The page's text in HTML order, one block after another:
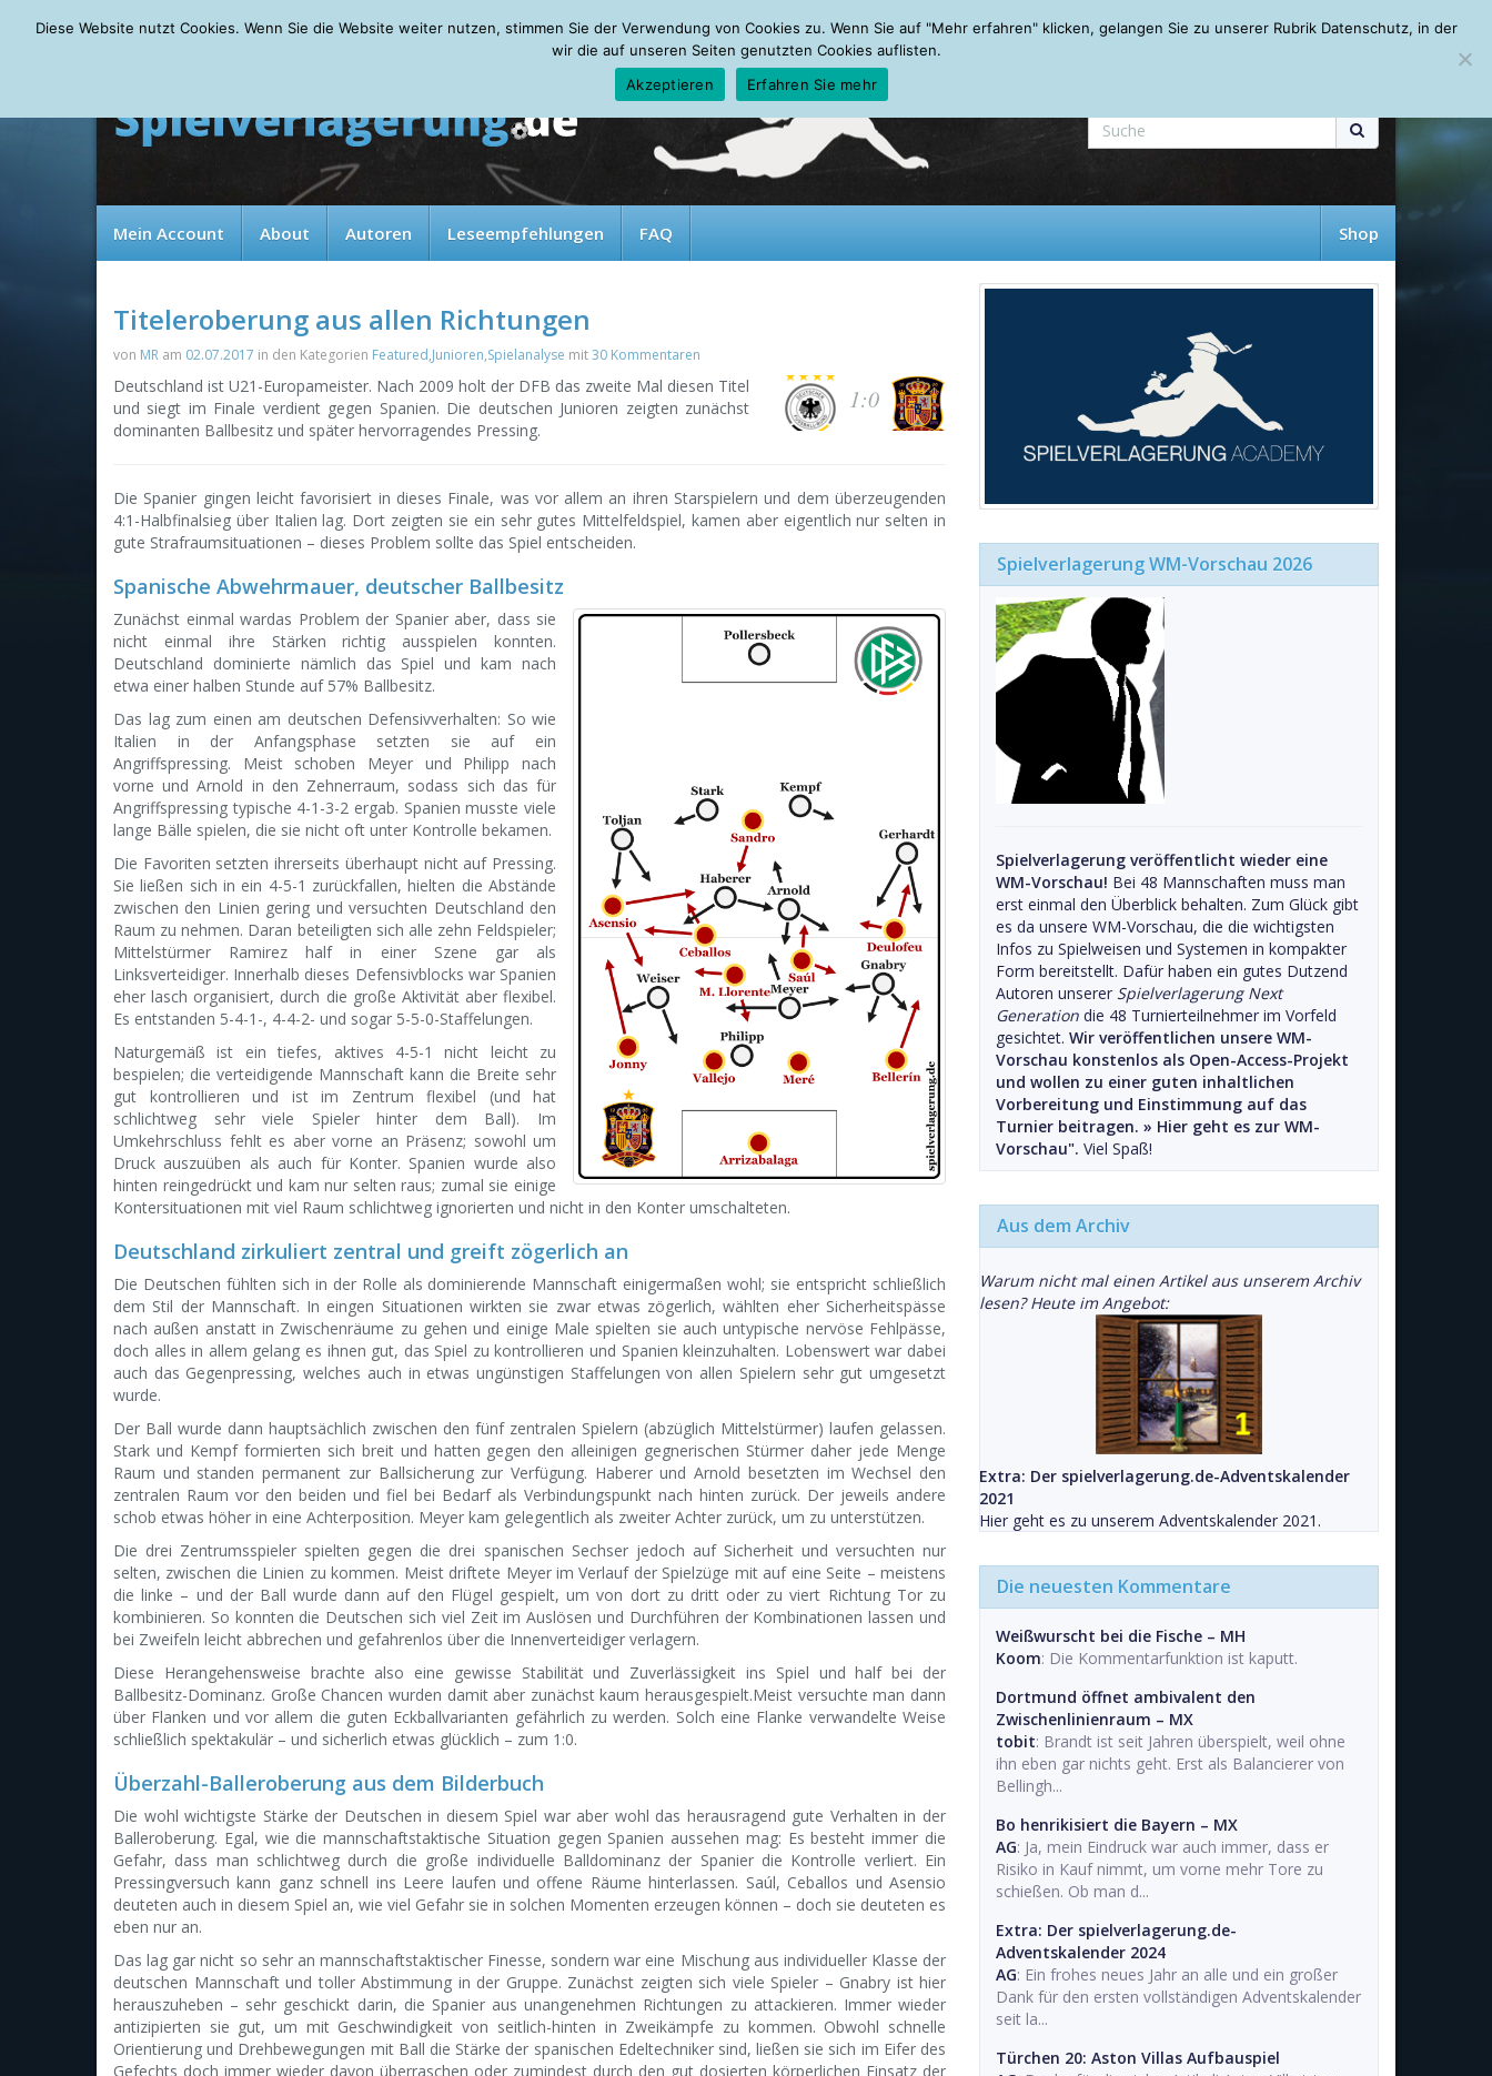
Thursday, 06.08.2026 Mein Account About Autoren Leseempfehlungen FAQ
Mein Account About Autoren Leseempfehlungen FAQ Shop
Titeleroberung aus allen Richtungen
von MR am 02.07.2017 in den Kategorien Featured,Junioren,Spielanalyse mit30 Kommentaren
1:0
Deutschland ist U21-Europameister. Nach 2009 holt der DFB das zweite Mal diesen Titel
und siegt im Finale verdient gegen Spanien. Die deutschen Junioren zeigten zunächst
dominanten Ballbesitz und später hervorragendes Pressing.
Die Spanier gingen leicht favorisiert in dieses Finale, was vor allem an ihren Starspielern und dem überzeugenden
4:1-Halbfinalsieg über Italien lag. Dort zeigten sie ein sehr gutes Mittelfeldspiel, kamen aber eigentlich nur selten in
gute Strafraumsituationen – dieses Problem sollte das Spiel entscheiden.
Spanische Abwehrmauer, deutscher Ballbesitz
Zunächst einmal wardas Problem der Spanier aber, dass sie
nicht einmal ihre Stärken richtig ausspielen konnten.
Deutschland dominierte nämlich das Spiel und kam nach
etwa einer halben Stunde auf 57% Ballbesitz.
Das lag zum einen am deutschen Defensivverhalten: So wie
Italien in der Anfangsphase setzten sie auf ein
Angriffspressing. Meist schoben Meyer und Philipp nach
vorne und Arnold in den Zehnerraum, sodass sich das für
Angriffspressing typische 4-1-3-2 ergab. Spanien musste viele
lange Bälle spielen, die sie nicht oft unter Kontrolle bekamen.
Die Favoriten setzten ihrerseits überhaupt nicht auf Pressing.
Sie ließen sich in ein 4-5-1 zurückfallen, hielten die Abstände
zwischen den Linien gering und versuchten Deutschland den
Raum zu nehmen. Daran beteiligten sich alle zehn Feldspieler;
Mittelstürmer Ramirez half in einer Szene gar als
Linksverteidiger. Innerhalb dieses Defensivblocks war Spanien
eher lasch organisiert, durch die große Aktivität aber flexibel.
Es entstanden 5-4-1-, 4-4-2- und sogar 5-5-0-Staffelungen.
Naturgemäß ist ein tiefes, aktives 4-5-1 nicht leicht zu
bespielen; die verteidigende Mannschaft kann die Breite sehr
gut kontrollieren und ist im Zentrum flexibel (und hat
schlichtweg sehr viele Spieler hinter dem Ball). Im
Umkehrschluss fehlt es aber vorne an Präsenz; sowohl um
Druck auszuüben als auch für Konter. Spanien wurde also
hinten reingedrückt und kam nur selten raus; zumal sie einige
Kontersituationen mit viel Raum schlichtweg ignorierten und nicht in den Konter umschalteten.
Deutschland zirkuliert zentral und greift zögerlich an
Die Deutschen fühlten sich in der Rolle als dominierende Mannschaft einigermaßen wohl; sie entspricht schließlich
dem Stil der Mannschaft. In eingen Situationen wirkten sie zwar etwas zögerlich, wählten eher Sicherheitspässe
nach außen anstatt in Zwischenräume zu gehen und einige Male spielten sie auch untypische nervöse Fehlpässe,
doch alles in allem gelang es ihnen gut, das Spiel zu kontrollieren und Spanien kleinzuhalten. Lobenswert war dabei
auch das Gegenpressing, welches auch in etwas ungünstigen Staffelungen von allen Spielern sehr gut umgesetzt
wurde.
Der Ball wurde dann hauptsächlich zwischen den fünf zentralen Spielern (abzüglich Mittelstürmer) laufen gelassen.
Stark und Kempf formierten sich breit und hatten gegen den alleinigen gegnerischen Stürmer daher jede Menge
Raum und standen permanent zur Ballsicherung zur Verfügung. Haberer und Arnold besetzten im Wechsel den
zentralen Raum vor den beiden und fiel bei Bedarf als Verbindungspunkt nach hinten zurück. Der jeweils andere
schob etwas höher in eine Achterposition. Meyer kam gelegentlich als zweiter Achter zurück, um zu unterstützen.
Die drei Zentrumsspieler spielten gegen die drei spanischen Sechser jedoch auf Sicherheit und versuchten nur
selten, zwischen die Linien zu kommen. Meist driftete Meyer im Verlauf der Spielzüge mit auf eine Seite – meistens
die linke – und der Ball wurde dann auf den Flügel gespielt, um von dort zu dritt oder zu viert Richtung Tor zu
kombinieren. So konnten die Deutschen sich viel Zeit im Auslösen und Durchführen der Kombinationen lassen und
bei Zweifeln leicht abbrechen und gefahrenlos über die Innenverteidiger verlagern.
Diese Herangehensweise brachte also eine gewisse Stabilität und Zuverlässigkeit ins Spiel und half bei der
Ballbesitz-Dominanz. Große Chancen wurden damit aber zunächst kaum herausgespielt.Meist versuchte man dann
über Flanken und vor allem die guten Eckballvarianten gefährlich zu werden. Solch eine Flanke verwandelte Weise
schließlich spektakulär – und sicherlich etwas glücklich – zum 1:0.
Überzahl-Balleroberung aus dem Bilderbuch
Die wohl wichtigste Stärke der Deutschen in diesem Spiel war aber wohl das herausragend gute Verhalten in der
Balleroberung. Egal, wie die mannschaftstaktische Situation gegen Spanien aussehen mag: Es besteht immer die
Gefahr, dass man schlichtweg durch die große individuelle Balldominanz der Spanier die Kontrolle verliert. Ein
Pressingversuch kann ganz schnell ins Leere laufen und offene Räume hinterlassen. Saúl, Ceballos und Asensio
deuteten auch in diesem Spiel an, wie viel Gefahr sie in solchen Momenten erzeugen können – doch sie deuteten es
eben nur an.
Das lag gar nicht so sehr an mannschaftstaktischer Finesse, sondern war eine Mischung aus individueller Klasse der
deutschen Mannschaft und toller Abstimmung in der Gruppe. Zunächst zeigten sich viele Spieler – Gnabry ist hier
herauszuheben – sehr geschickt darin, die Spanier aus unangenehmen Richtungen zu attackieren. Immer wieder
antizipierten sie gut, um mit Geschwindigkeit von seitlich-hinten in Zweikämpfe zu kommen. Obwohl schnelle
Orientierung und Drehbewegungen mit Ball die Stärke der spanischen Edeltechniker sind, ließen sie sich im Eifer des
Gefechts doch immer wieder davon überraschen oder zumindest durch den gut dosierten körperlichen Einsatz der
Spielverlagerung WM-Vorschau 2026
Spielverlagerung veröffentlicht wieder eine
WM-Vorschau! Bei 48 Mannschaften muss man
erst einmal den Überblick behalten. Zum Glück gibt
es da unsere WM-Vorschau, die die wichtigsten
Infos zu Spielweisen und Systemen in kompakter
Form bereitstellt. Dafür haben ein gutes Dutzend
Autoren unserer Spielverlagerung Next
Generation die 48 Turnierteilnehmer im Vorfeld
gesichtet. Wir veröffentlichen unsere WM-
Vorschau konstenlos als Open-Access-Projekt
und wollen zu einer guten inhaltlichen
Vorbereitung und Einstimmung auf das
Turnier beitragen. » Hier geht es zur WM-
Vorschau". Viel Spaß!
Aus dem Archiv
Warum nicht mal einen Artikel aus unserem Archiv
lesen? Heute im Angebot:
Extra: Der spielverlagerung.de-Adventskalender
2021
Hier geht es zu unserem Adventskalender 2021.
Die neuesten Kommentare
Weißwurscht bei die Fische – MH
Koom: Die Kommentarfunktion ist kaputt.
Dortmund öffnet ambivalent den
Zwischenlinienraum – MX
tobit: Brandt ist seit Jahren überspielt, weil ohne
ihn eben gar nichts geht. Erst als Balancierer von
Bellingh...
Bo henrikisiert die Bayern – MX
AG: Ja, mein Eindruck war auch immer, dass er
Risiko in Kauf nimmt, um vorne mehr Tore zu
schießen. Ob man d...
Extra: Der spielverlagerung.de-
Adventskalender 2024
AG: Ein frohes neues Jahr an alle und ein großer
Dank für den ersten vollständigen Adventskalender
seit la...
Türchen 20: Aston Villas Aufbauspiel
Diese Website nutzt Cookies. Wenn Sie die Website weiter nutzen, stimmen Sie der Verwendung von Cookies zu. Wenn Sie auf "Mehr erfahren" klicken, gelangen Sie zu unserer Rubrik Datenschutz, in der
wir die auf unseren Seiten genutzten Cookies auflisten.
Akzeptieren
Erfahren Sie mehr